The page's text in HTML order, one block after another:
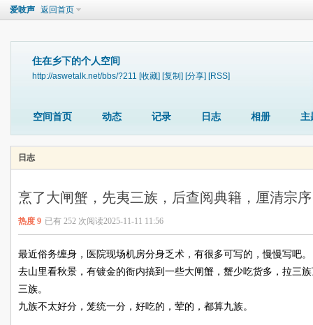
爱吱声 返回首页
住在乡下的个人空间
http://aswetalk.net/bbs/?211 [收藏] [复制] [分享] [RSS]
空间首页 动态 记录 日志 相册 主
日志
烹了大闸蟹，先夷三族，后查阅典籍，厘清宗
热度 9 已有 252 次阅读2025-11-11 11:56
最近俗务缠身，医院现场机房分身乏术，有很多可写的，慢慢写吧。
去山里看秋景，有镀金的衙内搞到一些大闸蟹，蟹少吃货多，拉三
三族。
九族不太好分，笼统一分，好吃的，荤的，都算九族。